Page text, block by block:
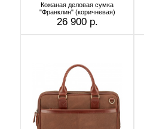
Кожаная деловая сумка
"Франклин" (коричневая)
26 900 р.